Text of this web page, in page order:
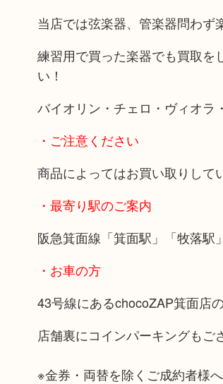
当店では弦楽器、管楽器問わず
練習用で買った楽器でも買
い！
バイオリン・チェロ・ヴィオラ
・ご注意ください
商品によってはお買い取りして
・最寄り駅のご案内
阪急箕面線「箕面駅」「牧落駅」
・お車の方
43号線にあるchocoZAP箕面店
店舗裏にコインパーキングもご
※金券・両替を除くご成約者様